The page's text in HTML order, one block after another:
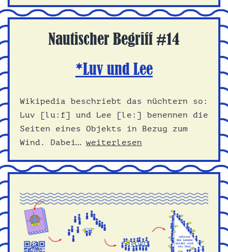
Line
Nautischer Begriff #14
*Luv und Lee
Wikipedia beschriebt das nüchtern so:
Luv [lu:f] und Lee [le:] benennen die
Seiten eines Objekts in Bezug zum
Wind. Dabei… *Luv
Lee
weiterlesen